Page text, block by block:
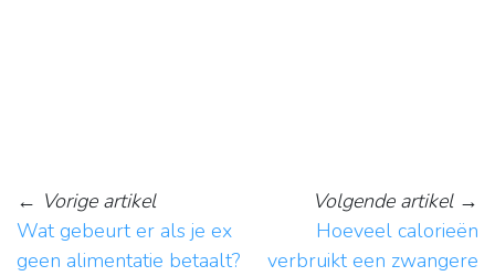
← Vorige artikel
Wat gebeurt er als je ex
geen alimentatie betaalt?
Volgende artikel→
Hoeveel calorieën
verbruikt een zwangere